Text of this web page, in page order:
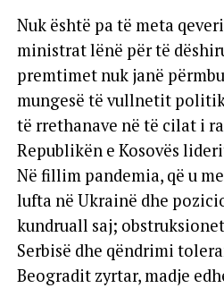
Nuk është pa të meta
ministrat lënë për të
premtimet nuk janë
mungesë të vullnetit
të rrethanave në të cilat i
Republikën e Kosovës
Në fillim pandemia, që u
lufta në Ukrainë dhe
kundruall saj;
Serbisë dhe qëndrimi
Beogradit zyrtar, madje